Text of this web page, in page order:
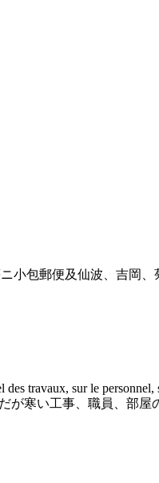
小包郵便及仙波、吉岡
des travaux, sur le
寒い工事、職員、部屋